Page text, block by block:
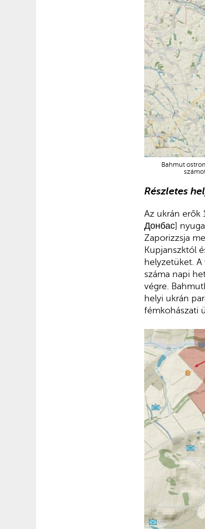
Bahmut
Részletes
Az ukrán erők
Донбас]
Zaporizzsja
Kupjanszktól
helyzetüket.
száma napi
végre.
helyi ukrán
fémkohászati